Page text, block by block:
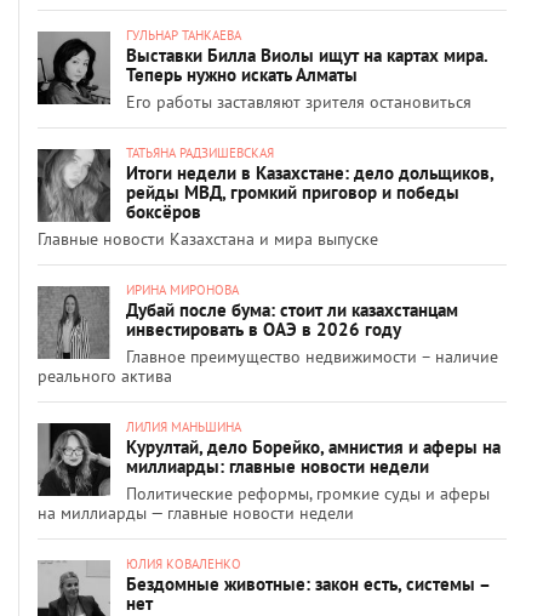
ГУЛЬНАР ТАНКАЕВА
Выставки Билла Виолы ищут на картах мира.
Теперь нужно искать Алматы
Его работы заставляют зрителя остановиться
ТАТЬЯНА РАДЗИШЕВСКАЯ
Итоги недели в Казахстане: дело дольщиков,
рейды МВД, громкий приговор и победы
боксёров
Главные новости Казахстана и мира выпуске
ИРИНА МИРОНОВА
Дубай после бума: стоит ли казахстанцам
инвестировать в ОАЭ в 2026 году
Главное преимущество недвижимости – наличие
реального актива
ЛИЛИЯ МАНЬШИНА
Курултай, дело Борейко, амнистия и аферы на
миллиарды: главные новости недели
Политические реформы, громкие суды и аферы
на миллиарды — главные новости недели
ЮЛИЯ КОВАЛЕНКО
Бездомные животные: закон есть, системы –
нет